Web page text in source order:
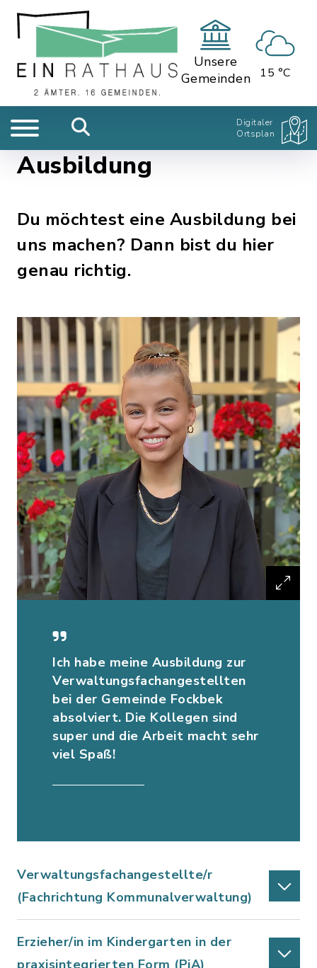
Unsere
Gemeinden
15 °C
Digitaler
Ortsplan
Ausbildung
Du möchtest eine Ausbildung bei
uns machen? Dann bist du hier
genau richtig.
Ich habe meine Ausbildung zur
Verwaltungsfachangestellten
bei der Gemeinde Fockbek
absolviert. Die Kollegen sind
super und die Arbeit macht sehr
viel Spaß!
Verwaltungsfachangestellte/r
(Fachrichtung Kommunalverwaltung)
Erzieher/in im Kindergarten in der
praxisintegrierten Form (PiA)